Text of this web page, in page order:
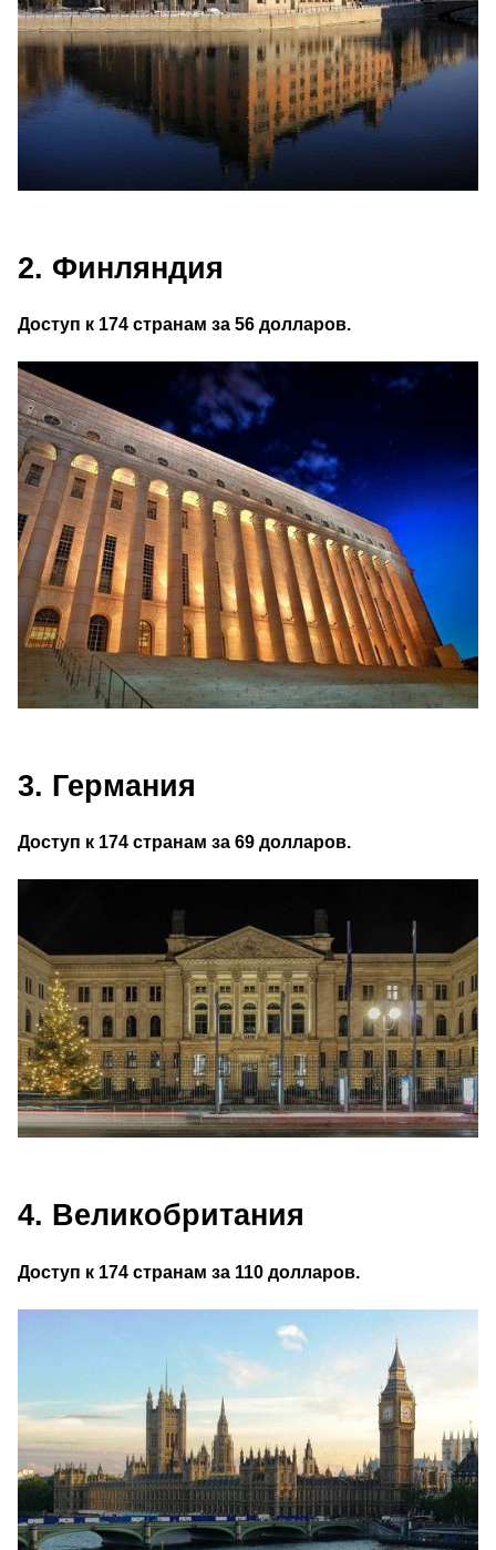
2. Финляндия
Доступ к 174 странам за 56 долларов.
3. Германия
Доступ к 174 странам за 69 долларов.
4. Великобритания
Доступ к 174 странам за 110 долларов.